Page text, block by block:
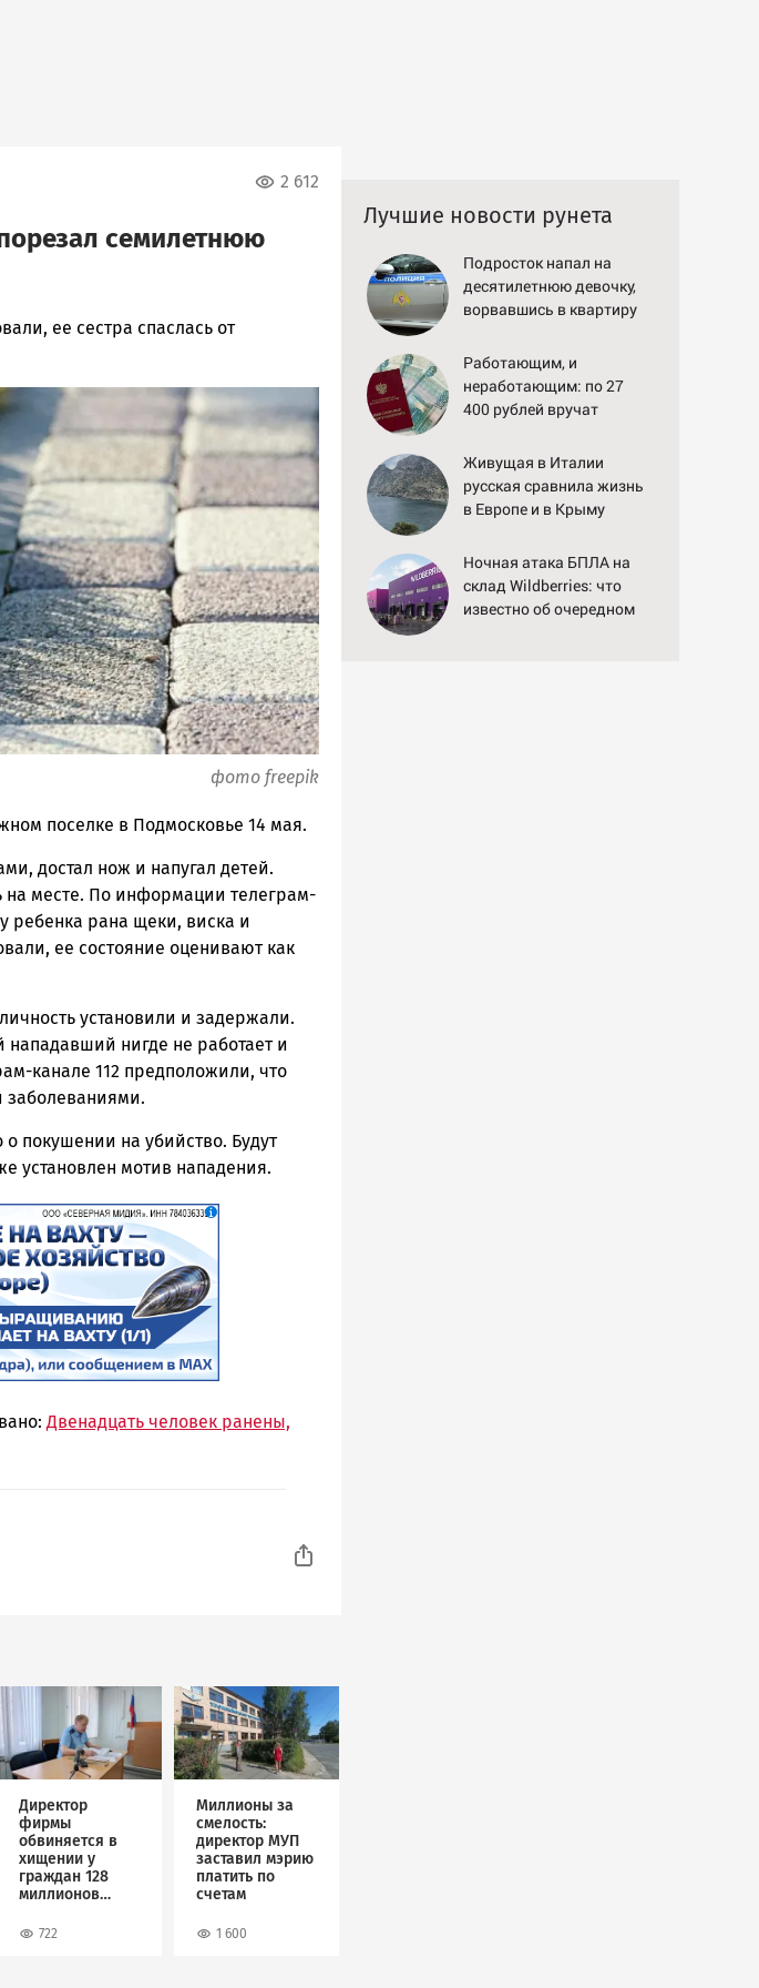
2 612
семилетнюю
ее сестра спаслась от
фото freepik
поселке в Подмосковье 14 мая.
достал нож и напугал детей.
на месте. По информации телеграм-
ребенка рана щеки, виска и
ее состояние оценивают как
установили и задержали.
нигде не работает и
канале 112 предположили, что
заболеваниями.
покушении на убийство. Будут
установлен мотив нападения.
Двенадцать человек ранены,
Директор
фирмы
обвиняется в
хищении у
граждан 128
миллионов
722
Image
Миллионы за
смелость:
директор МУП
заставил мэрию
платить по
счетам
1 600
Лучшие новости рунета
Подросток напал на
десятилетнюю девочку,
ворвавшись в квартиру
Работающим, и
неработающим: по 27
400 рублей вручат
- PrimaMedia.ru
Живущая в Италии
русская сравнила жизнь
в Европе и в Крыму
Ночная атака БПЛА на
склад Wildberries: что
известно об очередном